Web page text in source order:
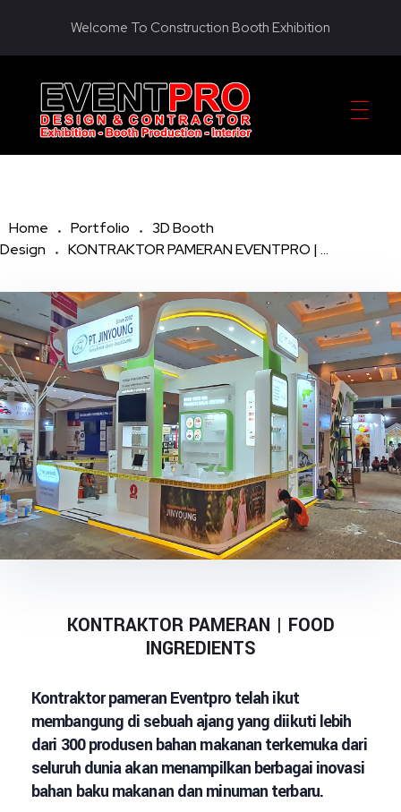
Welcome To Construction Booth Exhibition
KONTRAKTOR PAMERAN EVENTPRO
Eventpro sebagai kontraktor pameran jakarta, penyedia jasa pembuatan dekorasi booth pameran. Hubungi sekarang! Untuk harga yang terjangkau! HOTLINE 081290452586
Home Portfolio
3D Booth
Design
KONTRAKTOR PAMERAN EVENTPRO | ...
KONTRAKTOR PAMERAN | FOOD
INGREDIENTS
Kontraktor pameran Eventpro telah ikut
membangung di sebuah ajang yang diikuti lebih
dari 300 produsen bahan makanan terkemuka dari
seluruh dunia akan menampilkan berbagai inovasi
bahan baku makanan dan minuman terbaru.